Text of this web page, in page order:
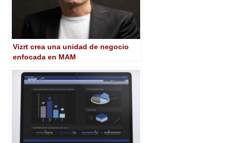
Vizrt crea una unidad de negocio
enfocada en MAM